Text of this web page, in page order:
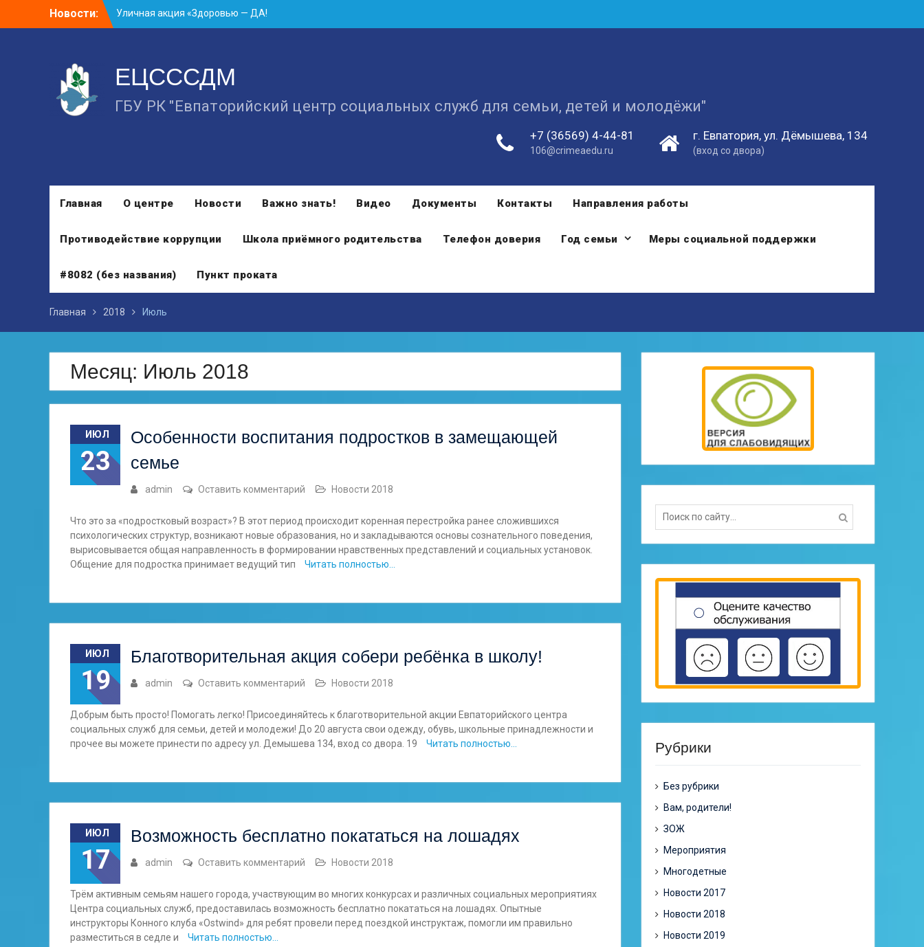
Новости:
Уличная акция «Здоровью — ДА!
Наркотикам — НЕТ!»
Cоциологический опрос граждан
старше 55 лет по вопросам занятости
ЕЦСССДМ
ГБУ РК "Евпаторийский центр социальных служб для семьи, детей и молодёжи"
+7 (36569) 4-44-81
106@crimeaedu.ru
г. Евпатория, ул. Дёмышева, 134
(вход со двора)
Главная О центре Новости Важно знать! Видео Документы Контакты Направления работы
Противодействие коррупции Школа приёмного родительства Телефон доверия Год семьи Меры социальной поддержки
#8082 (без названия) Пункт проката
Главная 2018 Июль
Месяц: Июль 2018
ИЮЛ
23
Особенности воспитания подростков в замещающей
семье
admin Оставить комментарий Новости 2018
Что это за «подростковый возраст»? В этот период происходит коренная перестройка ранее сложившихся
психологических структур, возникают новые образования, но и закладываются основы сознательного поведения,
вырисовывается общая направленность в формировании нравственных представлений и социальных установок.
Общение для подростка принимает ведущий тип
Читать полностью…
ИЮЛ
19
Благотворительная акция собери ребёнка в школу!
admin Оставить комментарий Новости 2018
Добрым быть просто! Помогать легко! Присоединяйтесь к благотворительной акции Евпаторийского центра
социальных служб для семьи, детей и молодежи! До 20 августа свои одежду, обувь, школьные принадлежности и
прочее вы можете принести по адресу ул. Демышева 134, вход со двора. 19
Читать полностью…
ИЮЛ
17
Возможность бесплатно покататься на лошадях
admin Оставить комментарий Новости 2018
Трём активным семьям нашего города, участвующим во многих конкурсах и различных социальных мероприятиях
Центра социальных служб, предоставилась возможность бесплатно покататься на лошадях. Опытные
инструкторы Конного клуба «Ostwind» для ребят провели перед поездкой инструктаж, помогли им правильно
разместиться в седле и
Читать полностью…
Search
for:
Рубрики
Без рубрики
Вам, родители!
ЗОЖ
Мероприятия
Многодетные
Новости 2017
Новости 2018
Новости 2019